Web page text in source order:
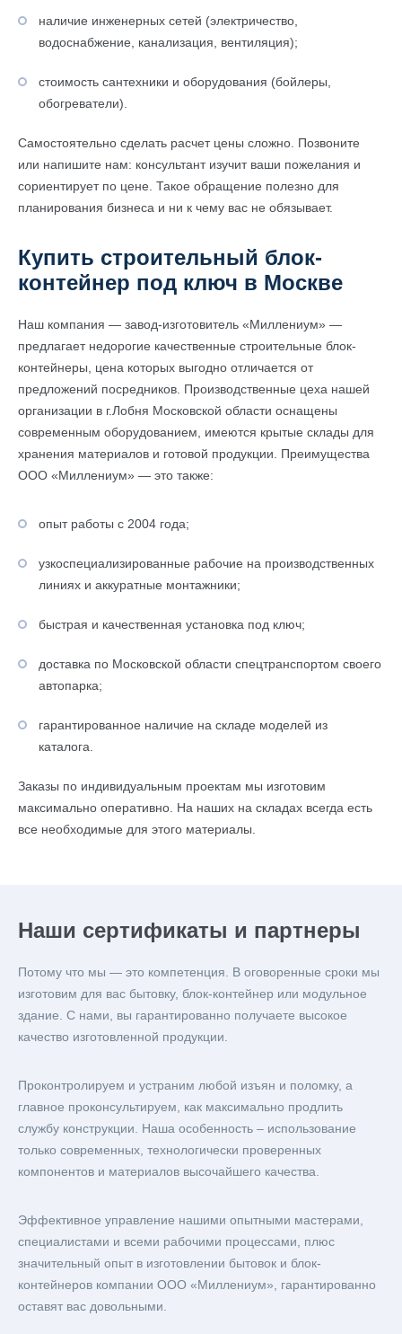
наличие инженерных сетей (электричество,
водоснабжение, канализация, вентиляция);
стоимость сантехники и оборудования (бойлеры,
обогреватели).
Самостоятельно сделать расчет цены сложно. Позвоните
или напишите нам: консультант изучит ваши пожелания и
сориентирует по цене. Такое обращение полезно для
планирования бизнеса и ни к чему вас не обязывает.
Купить строительный блок-
контейнер под ключ в Москве
Наш компания — завод-изготовитель «Миллениум» —
предлагает недорогие качественные строительные блок-
контейнеры, цена которых выгодно отличается от
предложений посредников. Производственные цеха нашей
организации в г.Лобня Московской области оснащены
современным оборудованием, имеются крытые склады для
хранения материалов и готовой продукции. Преимущества
ООО «Миллениум» — это также:
опыт работы с 2004 года;
узкоспециализированные рабочие на производственных
линиях и аккуратные монтажники;
быстрая и качественная установка под ключ;
доставка по Московской области спецтранспортом своего
автопарка;
гарантированное наличие на складе моделей из
каталога.
Заказы по индивидуальным проектам мы изготовим
максимально оперативно. На наших на складах всегда есть
все необходимые для этого материалы.
Наши сертификаты и партнеры
Потому что мы — это компетенция. В оговоренные сроки мы
изготовим для вас бытовку, блок-контейнер или модульное
здание. С нами, вы гарантированно получаете высокое
качество изготовленной продукции.
Проконтролируем и устраним любой изъян и поломку, а
главное проконсультируем, как максимально продлить
службу конструкции. Наша особенность – использование
только современных, технологически проверенных
компонентов и материалов высочайшего качества.
Эффективное управление нашими опытными мастерами,
специалистами и всеми рабочими процессами, плюс
значительный опыт в изготовлении бытовок и блок-
контейнеров компании ООО «Миллениум», гарантированно
оставят вас довольными.